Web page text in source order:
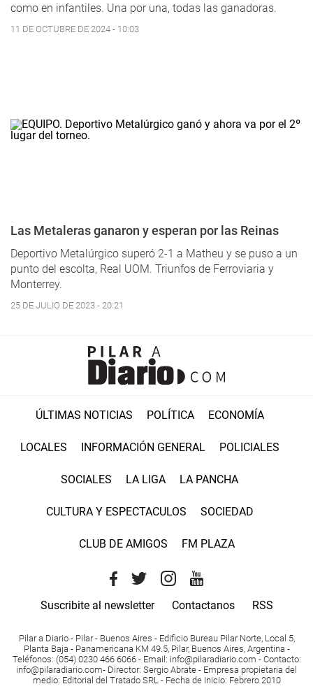
como en infantiles. Una por una, todas las ganadoras.
11 DE OCTUBRE DE 2024 - 10:03
Las Metaleras ganaron y esperan por las Reinas
Deportivo Metalúrgico superó 2-1 a Matheu y se puso a un
punto del escolta, Real UOM. Triunfos de Ferroviaria y
Monterrey.
25 DE JULIO DE 2023 - 20:21
ÚLTIMAS NOTICIAS POLÍTICA ECONOMÍA
LOCALES INFORMACIÓN GENERAL POLICIALES
SOCIALES LA LIGA LA PANCHA
CULTURA Y ESPECTACULOS SOCIEDAD
CLUB DE AMIGOS FM PLAZA
Suscribite al newsletter Contactanos RSS
Pilar a Diario - Pilar - Buenos Aires - Edificio Bureau Pilar Norte, Local 5,
Planta Baja - Panamericana KM 49.5, Pilar, Buenos Aires, Argentina -
Teléfonos: (054) 0230 466 6066 - Email : info@pilaradiario.com - Contacto:
info@pilaradiario.com- Director: Sergio Abrate - Empresa propietaria del
medio: Editorial del Tratado SRL - Fecha de Inicio: Febrero 2010